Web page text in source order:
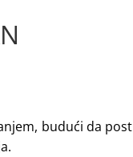
budući da post